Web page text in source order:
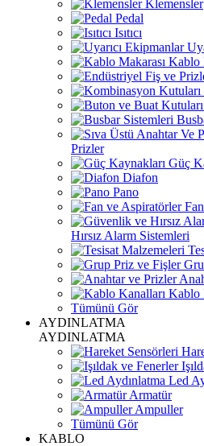
Klemensler
Pedal
Isıtıcı
Kablo
Prizler
Güç
Diafon
Pano
Hırsız Alarm Sistemleri
Kablo
Tümünü Gör
AYDINLATMA
AYDINLATMA
Led
Armatür
Ampuller
Tümünü Gör
KABLO